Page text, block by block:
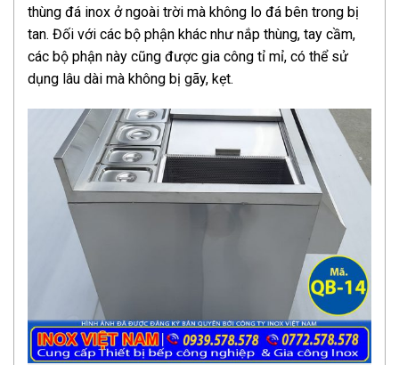
thùng đá inox ở ngoài trời mà không lo đá bên trong bị
tan. Đối với các bộ phận khác như nắp thùng, tay cầm,
các bộ phận này cũng được gia công tỉ mỉ, có thể sử
dụng lâu dài mà không bị gãy, kẹt.